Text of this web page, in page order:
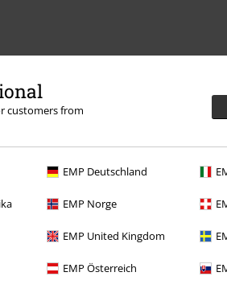
customers from
EMP Deutschland
EMP Norge
EMP United Kingdom
EMP Österreich